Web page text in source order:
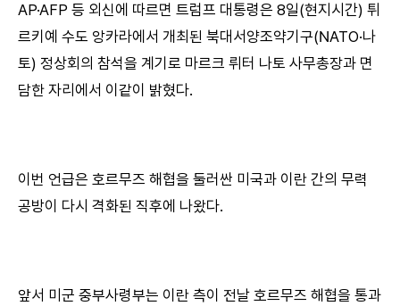
AP·AFP 등 외신에 따르면 트럼프 대통령은 8일(현지시간) 튀
르키예 수도 앙카라에서 개최된 북대서양조약기구(NATO·나
토) 정상회의 참석을 계기로 마르크 뤼터 나토 사무총장과 면
담한 자리에서 이같이 밝혔다.
이번 언급은 호르무즈 해협을 둘러싼 미국과 이란 간의 무력
공방이 다시 격화된 직후에 나왔다.
앞서 미군 중부사령부는 이란 측이 전날 호르무즈 해협을 통과